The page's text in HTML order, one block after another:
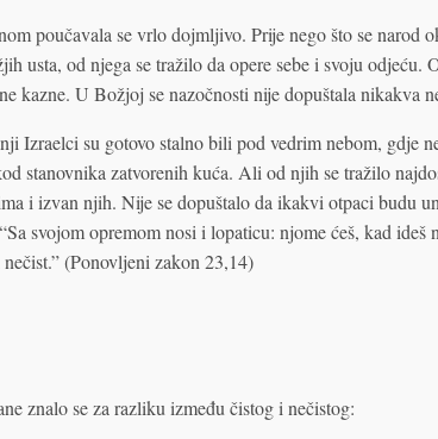
poučavala se vrlo dojmljivo. Prije nego što se narod
usta, od njega se tražilo da opere sebe i svoju odjeću.
kazne. U Božjoj se nazočnosti nije dopuštala nikakva
Izraelci su gotovo stalno bili pod vedrim nebom, gdje
stanovnika zatvorenih kuća. Ali od njih se tražilo
i izvan njih. Nije se dopuštalo da ikakvi otpaci budu
svojom opremom nosi i lopaticu: njome ćeš, kad ideš
(Ponovljeni zakon 23,14)
znalo se za razliku između čistog i nečistog: